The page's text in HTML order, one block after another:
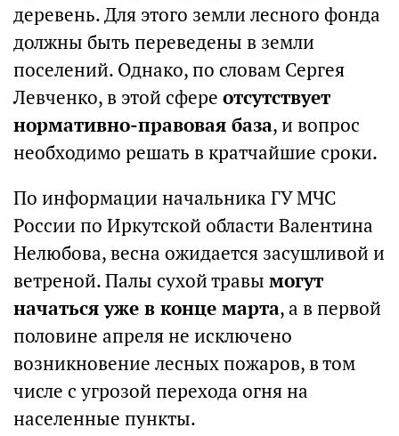
деревень. Для этого земли лесного фонда
должны быть переведены в земли
поселений. Однако, по словам Сергея
Левченко, в этой сфере отсутствует
нормативно-правовая база, и вопрос
необходимо решать в кратчайшие сроки.
По информации начальника ГУ МЧС
России по Иркутской области Валентина
Нелюбова, весна ожидается засушливой и
ветреной. Палы сухой травы могут
начаться уже в конце марта, а в первой
половине апреля не исключено
возникновение лесных пожаров, в том
числе с угрозой перехода огня на
населенные пункты.